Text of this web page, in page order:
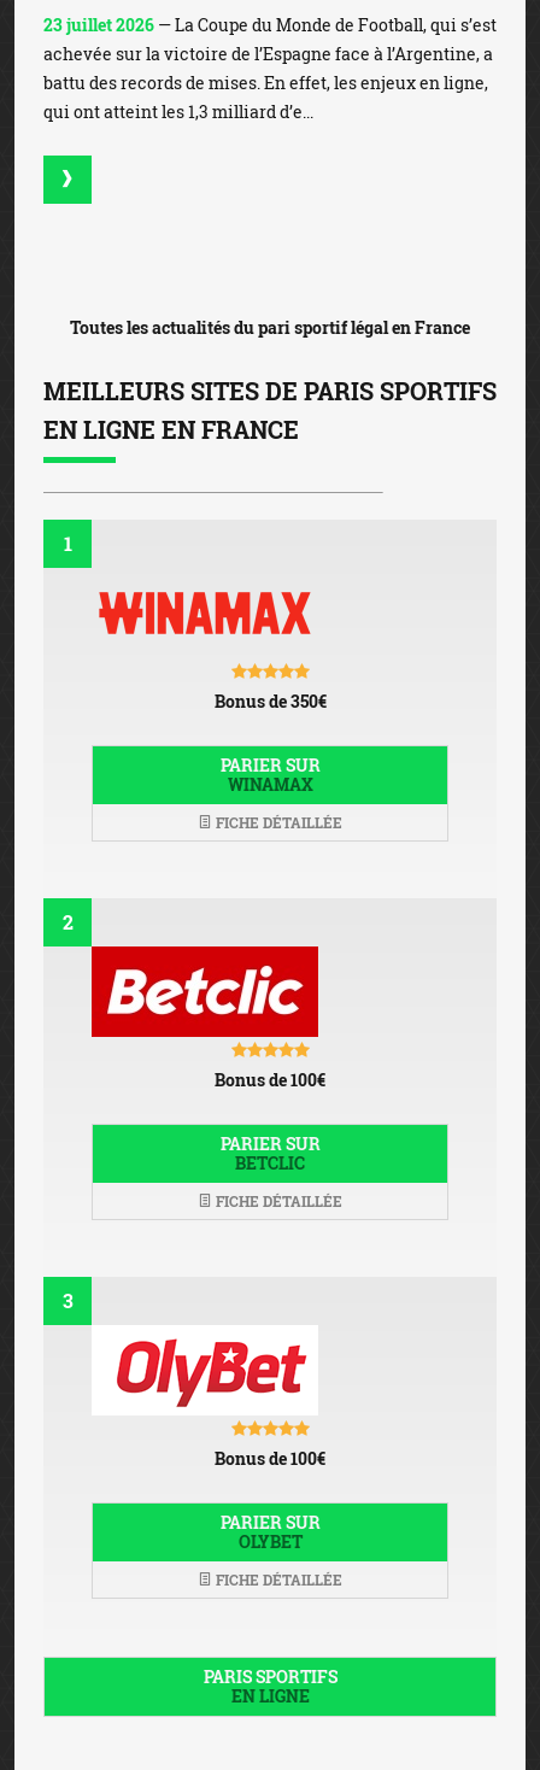
23 juillet 2026 — La Coupe du Monde de Football, qui s’est
achevée sur la victoire de l’Espagne face à l’Argentine, a
battu des records de mises. En effet, les enjeux en ligne,
qui ont atteint les 1,3 milliard d’e...
Toutes les actualités du pari sportif légal en France
MEILLEURS SITES DE PARIS SPORTIFS
EN LIGNE EN FRANCE
1
Bonus de 350€
PARIER SUR
WINAMAX
FICHE DÉTAILLÉE
2
Bonus de 100€
PARIER SUR
BETCLIC
FICHE DÉTAILLÉE
3
Bonus de 100€
PARIER SUR
OLYBET
FICHE DÉTAILLÉE
PARIS SPORTIFS
EN LIGNE